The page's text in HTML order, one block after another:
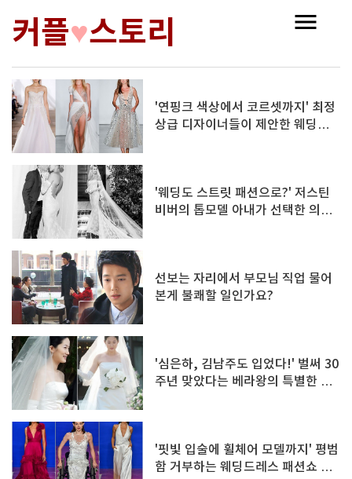
커플♥스토리
'연핑크 색상에서 코르셋까지' 최정
상급 디자이너들이 제안한 웨딩드
'웨딩도 스트릿 패션으로?' 저스틴
비버의 톱모델 아내가 선택한 의외
선보는 자리에서 부모님 직업 물어
본게 불쾌할 일인가요?
'심은하, 김남주도 입었다!' 벌써 30
주년 맞았다는 베라왕의 특별한 웨
'핏빛 입술에 휠체어 모델까지' 평범
함 거부하는 웨딩드레스 패션쇼 화